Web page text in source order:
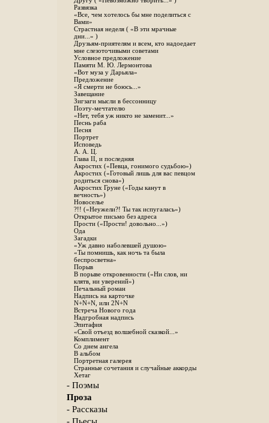
Развязка
«Все, чем хотелось бы мне поделиться с
Вами»
Страстная неделя ( «В эти мрачные
дни...» )
Друзьям-приятелям и всем, кто надоедает
мне слезоточивыми советами
Условное предложение
Памяти М. Ю. Лермонтова
«Вот муза у Дарьяла»
Предложение
«Я смерти не боюсь...»
Завещание
Зигзаги мысли в бессонницу
Поэту-мечтателю
«Нет, тебя уж никто не заменит...»
Песнь раба
Песня
Портрет
Исповедь
А. А. Ц.
Глава II, и последняя
Акростих («Певца, гонимого судьбою»)
Акростих («Готовый лишь для вас певцом
родиться снова»)
Акростих Груне («Годы канут в
вечность»)
Новоселье
?!! («Неужели?! Ты так испугалась»)
Открытое письмо без адреса
Прости («Прости! довольно...»)
Ода
Загадки
«Уж давно наболевшей душою»
«Ты помнишь, как ночь та была
беспросветна»
Порыв
В порыве откровенности («Ни слов, ни
клятв, ни уверений»)
Печальный роман
Надпись на карточке
N+N+N, или 2N+N
Встреча Нового года
Надгробная надпись
Эпитафия
«Свой отъезд волшебной сказкой...»
Комплимент
Со днем ангела
В альбом
Портретная галерея
Странные сочетания и случайные аккорды
Хетаг
- Поэмы
Проза
- Рассказы